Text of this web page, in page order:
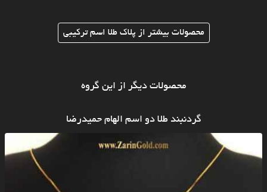
محصولات بیشتر از پلاک طلا اسم ترکیبی
محصولات دیگر از این گروه
گردنبند طلا دو اسم الهام حمیدرضا